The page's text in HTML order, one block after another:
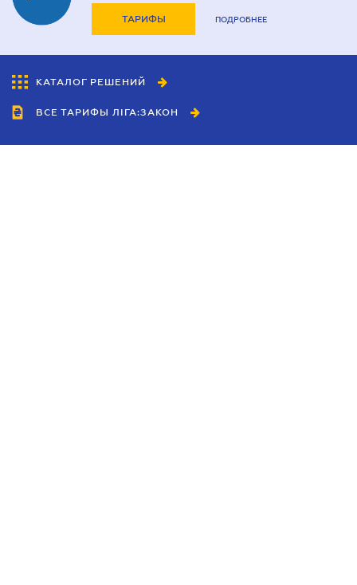
ТАРИФЫ ПОДРОБНЕЕ
КАТАЛОГ РЕШЕНИЙ
ВСЕ ТАРИФЫ ЛІГА:ЗАКОН